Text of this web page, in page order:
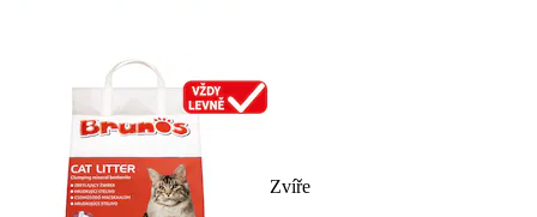
Zvíře